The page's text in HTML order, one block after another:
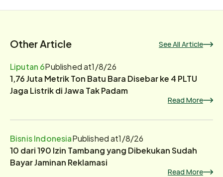
Other Article See All Article
Liputan 6Published at1/8/26
1,76 Juta Metrik Ton Batu Bara Disebar ke 4 PLTU
Jaga Listrik di Jawa Tak Padam
Read More
Bisnis IndonesiaPublished at1/8/26
10 dari 190 Izin Tambang yang Dibekukan Sudah
Bayar Jaminan Reklamasi
Read More